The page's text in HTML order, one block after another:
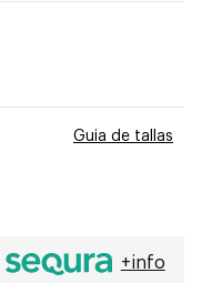
Guia de tallas
+info